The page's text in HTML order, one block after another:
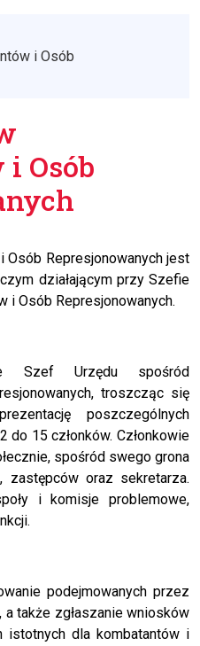
i Osób
Osób
Osób Represjonowanych jest
działającym przy Szefie
i Osób Represjonowanych.
Szef Urzędu spośród
troszcząc się
poszczególnych
do 15 członków. Członkowie
spośród swego grona
zastępców oraz sekretarza.
i komisje problemowe,
podejmowanych przez
także zgłaszanie wniosków
istotnych dla kombatantów i